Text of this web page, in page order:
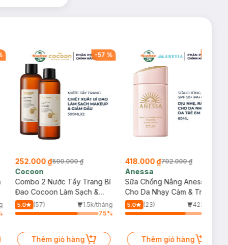
-57 %
252.000 ₫590.000 ₫
Cocoon
Combo 2 Nước Tẩy Trang Bí
Đao Cocoon Làm Sạch &
Giảm Dầu 500ml
5.0 (57)
1.5k/tháng
75%
Thêm giỏ hàng
418.000 ₫702.000 ₫
Anessa
Sữa Chống Nắng Anessa
Cho Da Nhạy Cảm & Trẻ Em
60ml (Mới)
5.0 (23)
423/tháng
Thêm giỏ hàng